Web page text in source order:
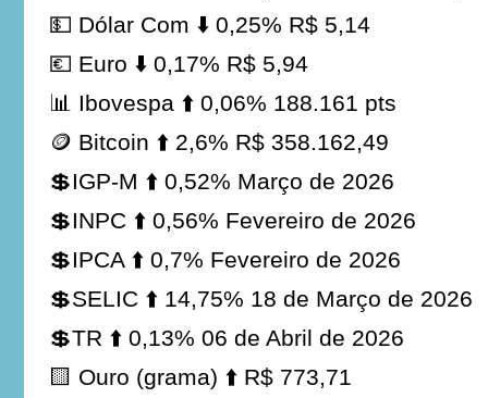
💵 Dólar Com ⬇️ 0,25% R$ 5,14
💶 Euro ⬇️ 0,17% R$ 5,94
📊 Ibovespa ⬆️ 0,06% 188.161 pts
🪙 Bitcoin ⬆️ 2,6% R$ 358.162,49
💲IGP-M ⬆️ 0,52% Março de 2026
💲INPC ⬆️ 0,56% Fevereiro de 2026
💲IPCA ⬆️ 0,7% Fevereiro de 2026
💲SELIC ⬆️ 14,75% 18 de Março de 2026
💲TR ⬆️ 0,13% 06 de Abril de 2026
🟨 Ouro (grama) ⬆️ R$ 773,71